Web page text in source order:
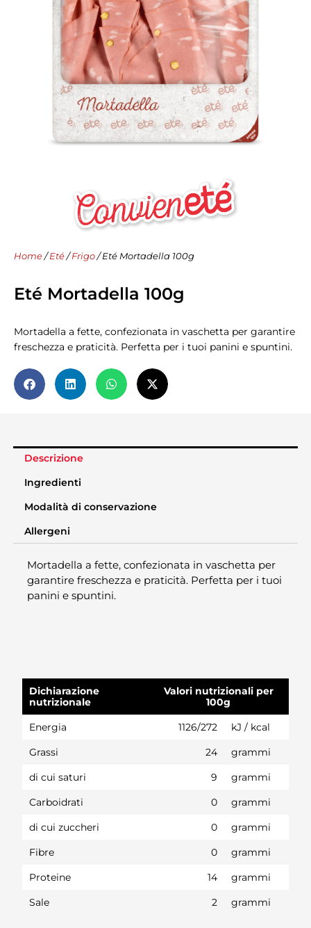
Home /Eté /Frigo / Eté Mortadella 100g
Eté Mortadella 100g
Mortadella a fette, confezionata in vaschetta per garantire
freschezza e praticità. Perfetta per i tuoi panini e spuntini.
Descrizione
Ingredienti
Modalità di conservazione
Allergeni
Mortadella a fette, confezionata in vaschetta per
garantire freschezza e praticità. Perfetta per i tuoi
panini e spuntini.
Dichiarazione
nutrizionale
Valori nutrizionali per
100g
Energia 1126/272 kJ / kcal
Grassi 24 grammi
di cui saturi 9 grammi
Carboidrati 0 grammi
di cui zuccheri 0 grammi
Fibre 0 grammi
Proteine 14 grammi
Sale 2 grammi